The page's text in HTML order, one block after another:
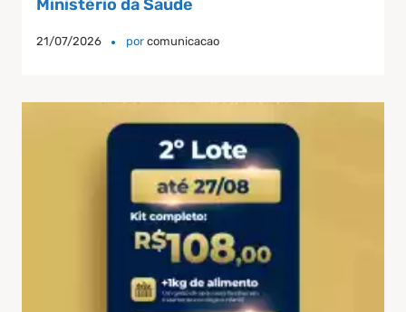
Ministério da Saúde
21/07/2026 por comunicacao